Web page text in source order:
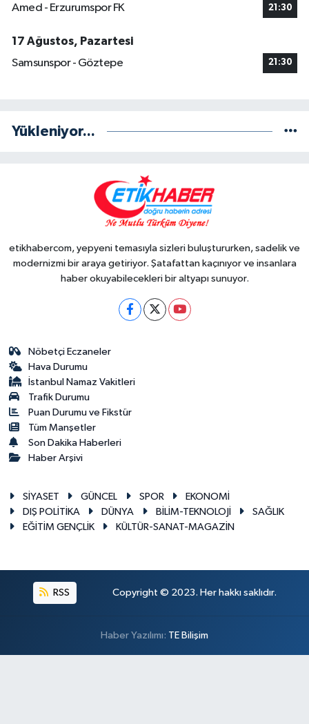
Amed - Erzurumspor FK 21:30
17 Ağustos, Pazartesi
Samsunspor - Göztepe
21:30
Yükleniyor...
etikhabercom, yepyeni temasıyla sizleri buluştururken, sadelik ve
modernizmi bir araya getiriyor. Şatafattan kaçınıyor ve insanlara
haber okuyabilecekleri bir altyapı sunuyor.
Nöbetçi Eczaneler
Hava Durumu
İstanbul Namaz Vakitleri
Trafik Durumu
Puan Durumu ve Fikstür
Tüm Manşetler
Son Dakika Haberleri
Haber Arşivi
SİYASET GÜNCEL SPOR
EKONOMİ
DIŞ POLİTİKA
DÜNYA BİLİM-TEKNOLOJİ
SAĞLIK
EĞİTİM GENÇLİK
KÜLTÜR-SANAT-MAGAZİN
RSS Copyright © 2023. Her hakkı saklıdır.
Haber Yazılımı: TE Bilişim